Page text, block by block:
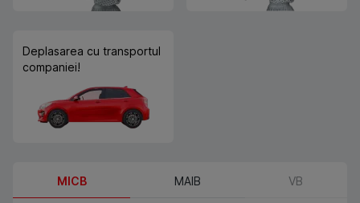
Deplasarea cu transportul
companiei!
MICB MAIB VB